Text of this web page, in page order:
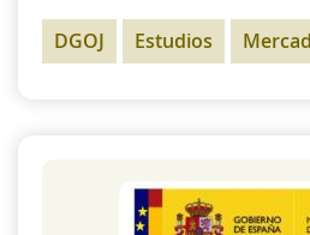
DGOJ Estudios